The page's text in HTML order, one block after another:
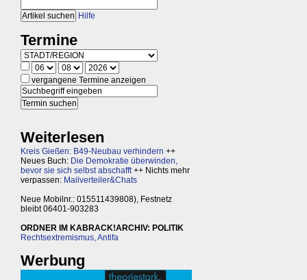
Hilfe
Termine
vergangene Termine anzeigen
Weiterlesen
Kreis Gießen: B49-Neubau verhindern ++
Neues Buch: Die Demokratie überwinden,
bevor sie sich selbst abschafft++ Nichts mehr
verpassen: Mailverteiler&Chats
Neue Mobilnr.: 015511439808), Festnetz
bleibt 06401-903283
ORDNER IM KABRACK!ARCHIV: POLITIK
Rechtsextremismus, Antifa
Werbung